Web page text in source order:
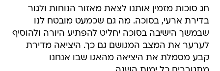
חג סוכות מזמין אותנו לצאת מאזור הנוחות ולגור
בדירת ארעי, בסוכה. מה גם שכמעט מובטח לנו
שבמשך הישיבה בסוכה יחליט להפתיע היורה ולהוסיף
לערער את המצב המגושם גם כך. היציאה מדירת
קבע מסמלת את היציאה מהאגו שבו אנחנו